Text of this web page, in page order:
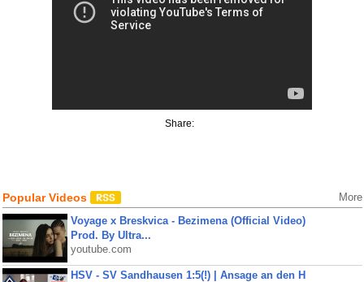
Share:
Popular Videos More
Voyage x Breskvica - Bezimena (Official Video)
Prod. By Ultra...
youtube.com
HSV - SV Sandhausen 1:5(!) | Ansage an den H